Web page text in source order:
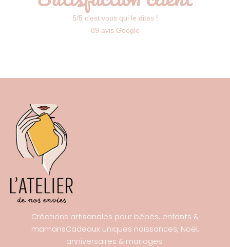
5/5 c'est vous qui le dites !
89 avis Google
Créations artisanales pour bébés, enfants &
mamansCadeaux uniques naissances, Noël,
anniversaires & mariages.